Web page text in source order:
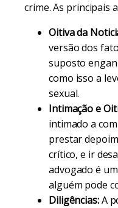
crime. As principais
Oitiva da
versão dos
suposto
como isso a
sexual.
Intimação e
intimado a
prestar
crítico, e ir
advogado é
alguém pode
Diligências:A